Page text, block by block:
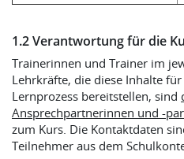
1.2 Verantwortung für die
Trainerinnen und Trainer im
Lehrkräfte, die diese Inhalte
Lernprozess bereitstellen, sind
Ansprechpartnerinnen und -
zum Kurs. Die Kontaktdaten
Teilnehmer aus dem